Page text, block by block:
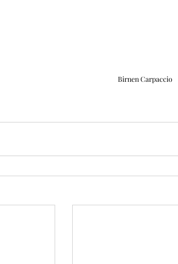
Birnen Carpaccio